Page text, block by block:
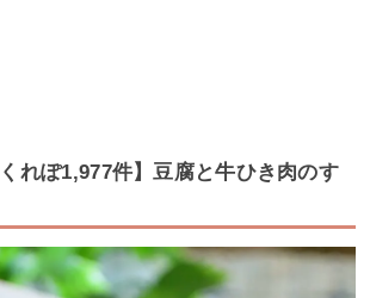
くれぽ1,977件】豆腐と牛ひき肉のす